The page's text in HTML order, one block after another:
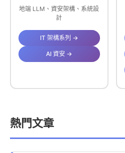
地端 LLM、資安架構、系統設
計
IT 架構系列 →
AI 資安 →
熱門文章